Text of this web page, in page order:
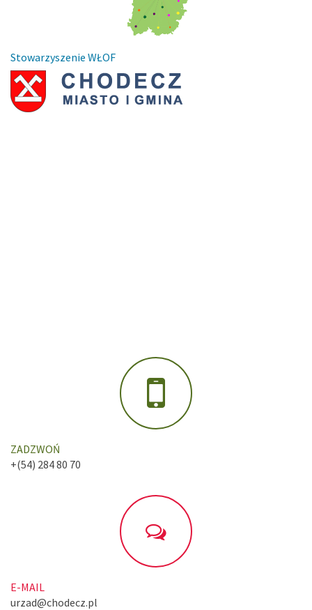
Stowarzyszenie WŁOF
ZADZWOŃ
+(54) 284 80 70
E-MAIL
urzad@chodecz.pl